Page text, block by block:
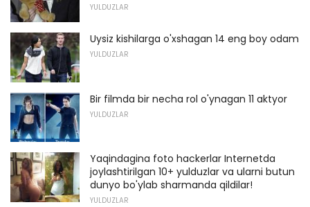
YULDUZLAR
Uysiz kishilarga o'xshagan 14 eng boy odam
YULDUZLAR
Bir filmda bir necha rol o'ynagan 11 aktyor
YULDUZLAR
Yaqindagina foto hackerlar Internetda
joylashtirilgan 10+ yulduzlar va ularni butun
dunyo bo'ylab sharmanda qildilar!
YULDUZLAR